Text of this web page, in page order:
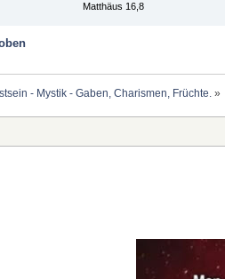
Matthäus 16,8
- Mystik - Gaben, Charismen, Früchte. »